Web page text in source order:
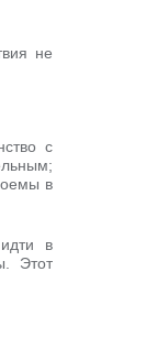
не
с
в
в
Этот